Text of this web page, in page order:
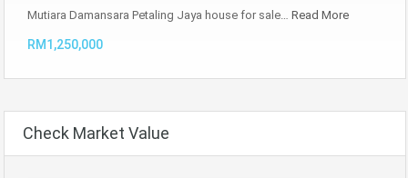
Mutiara Damansara Petaling Jaya house for sale… Read More
RM1,250,000
Check Market Value